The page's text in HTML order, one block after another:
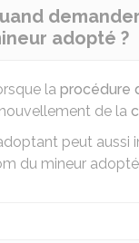
adopté ?
la procédure
de la
peut aussi
du mineur